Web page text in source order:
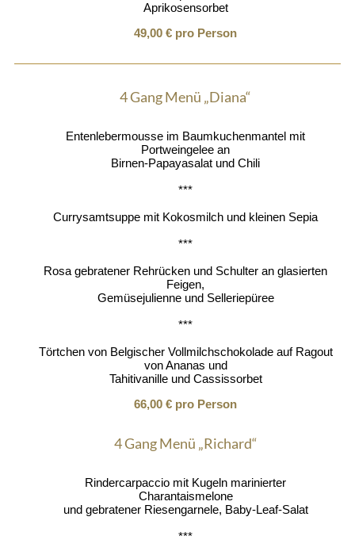
Aprikosensorbet
49,00 € pro Person
4 Gang Menü „Diana“
Entenlebermousse im Baumkuchenmantel mit
Portweingelee an
Birnen-Papayasalat und Chili
***
Currysamtsuppe mit Kokosmilch und kleinen Sepia
***
Rosa gebratener Rehrücken und Schulter an glasierten
Feigen,
Gemüsejulienne und Selleriepüree
***
Törtchen von Belgischer Vollmilchschokolade auf Ragout
von Ananas und
Tahitivanille und Cassissorbet
66,00 € pro Person
4 Gang Menü „Richard“
Rindercarpaccio mit Kugeln marinierter
Charantaismelone
und gebratener Riesengarnele, Baby-Leaf-Salat
***